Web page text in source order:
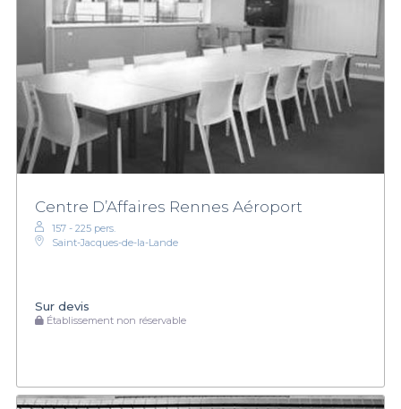
Centre D’Affaires Rennes Aéroport
157 - 225 pers.
Saint-Jacques-de-la-Lande
Sur devis
Établissement non réservable